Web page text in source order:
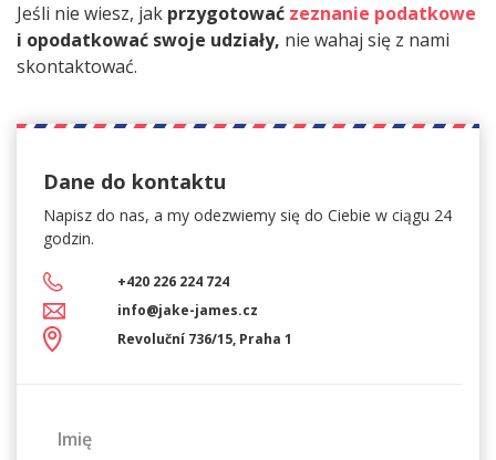
Jeśli nie wiesz, jak przygotować zeznanie podatkowe
i opodatkować swoje udziały, nie wahaj się z nami
skontaktować.
Dane do kontaktu
Napisz do nas, a my odezwiemy się do Ciebie w ciągu 24
godzin.
+420 226 224 724
info@jake-james.cz
Revoluční 736/15, Praha 1
Imię